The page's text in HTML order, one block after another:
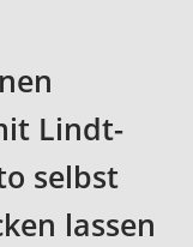
Lindt-
selbst
lassen